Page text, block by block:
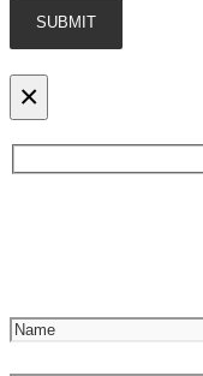
×